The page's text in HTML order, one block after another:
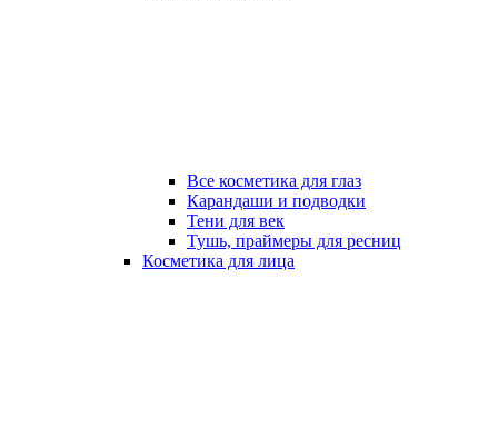
Все косметика для глаз
Карандаши и подводки
Тени для век
Тушь, праймеры для ресниц
Косметика для лица